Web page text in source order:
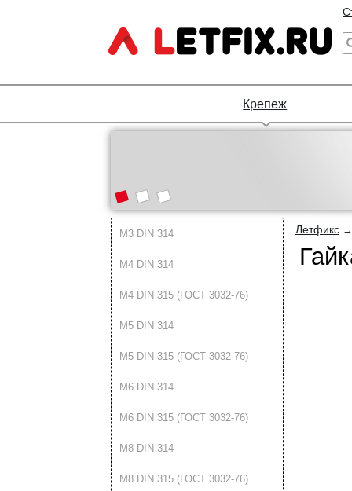
Крепеж
М3 DIN 314
М4 DIN 314
М4 DIN 315 (ГОСТ 3032-76)
М5 DIN 314
М5 DIN 315 (ГОСТ 3032-76)
М6 DIN 314
М6 DIN 315 (ГОСТ 3032-76)
М8 DIN 314
М8 DIN 315 (ГОСТ 3032-76)
Летфикс